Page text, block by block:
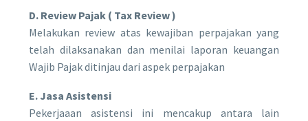
D. Review Pajak ( Tax Review )
Melakukan review atas kewajiban perpajakan yang
telah dilaksanakan dan menilai laporan keuangan
Wajib Pajak ditinjau dari aspek perpajakan
E. Jasa Asistensi
Pekerjaaan asistensi ini mencakup antara lain